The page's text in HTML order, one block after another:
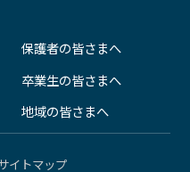
保護者の皆さまへ
卒業生の皆さまへ
地域の皆さまへ
イトマップ